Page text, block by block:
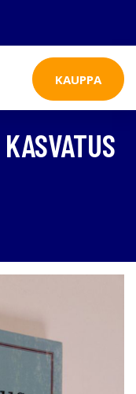
KAUPPA